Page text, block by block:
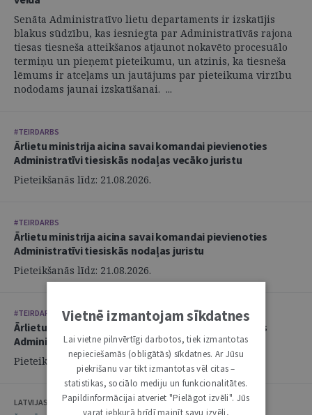
Senāta Administratīvo lietu departaments ir izskatījis
blakus sūdzību, kas iesniegta par Administratīvās rajona
tiesas tiesneša atteikšanos atjaunot nokavēto procesuālo
termiņu un pieņemt pieteikumu, un atzinis, ka tiesneša
lēmums ir atceļams un jautājums par pieteikuma virzību
nododams jaunai izskatīšanai. ...
#TEIRDARBS
Ārlietu ministrija aicina savai komandai pievienoties
Administratīvi tiesiskās nodaļas vecāko juristu
Pieteikšanās līdz: 21.08.2026.
#TEIRDARBS
Ārlietu ministrija aicina savai komandai pievienoties
Administratīvi tiesiskās nodaļas juristu
Pieteikšanās līdz: 21.08.2026.
#TEIRDARBS
Ārlietu ministrija aicina savai komandai pievienoties
Administratīvi tiesiskās nodaļas juristu
Pieteikšanās līdz: 21.08.2026.
LATVIJAS ZVĒRINĀTU ADVOKĀTU PADOME
Vietnē izmantojam sīkdatnes
Lai vietne pilnvērtīgi darbotos, tiek izmantotas
nepieciešamās (obligātās) sīkdatnes. Ar Jūsu
piekrišanu var tikt izmantotas vēl citas –
statistikas, sociālo mediju un funkcionalitātes.
Papildinformācijai atveriet "Pielāgot izvēli". Jūs
varat jebkurā brīdī mainīt savu izvēli,